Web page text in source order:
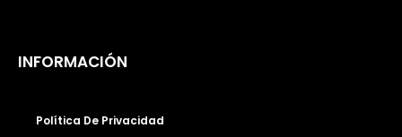
INFORMACIÓN
Política De Privacidad